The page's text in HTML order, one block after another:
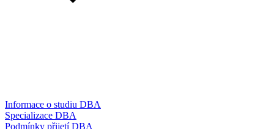
Informace o studiu DBA
Specializace DBA
Podmínky přijetí DBA